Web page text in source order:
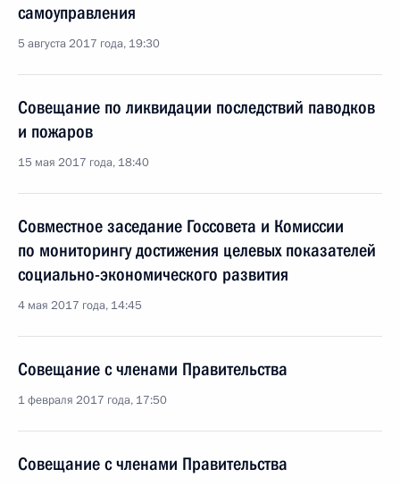
самоуправления
5 августа 2017 года, 19:30
Совещание по ликвидации последствий паводков
и пожаров
15 мая 2017 года, 18:40
Совместное заседание Госсовета и Комиссии
по мониторингу достижения целевых показателей
социально-экономического развития
4 мая 2017 года, 14:45
Совещание с членами Правительства
1 февраля 2017 года, 17:50
Совещание с членами Правительства